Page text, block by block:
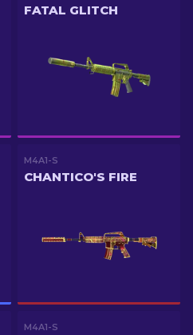
FATAL GLITCH
M4A1-S
CHANTICO'S FIRE
M4A1-S